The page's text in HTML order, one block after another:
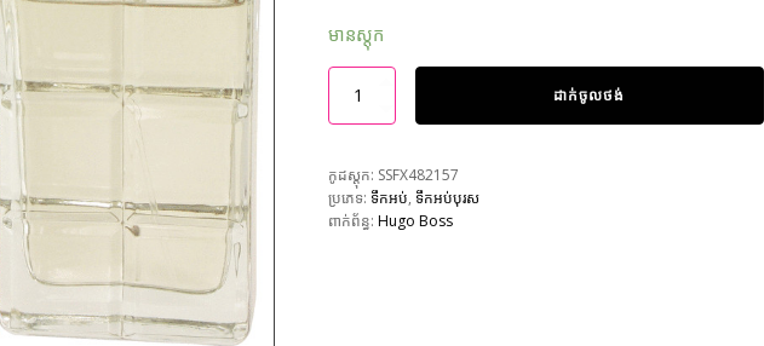
មានស្តុក
ដាក់ចូលថង់
កូដស្តុក: SSFX482157
ប្រភេទ: ទឹកអប់, ទឹកអប់បុរស
ពាក់ព័ន្ធ: Hugo Boss